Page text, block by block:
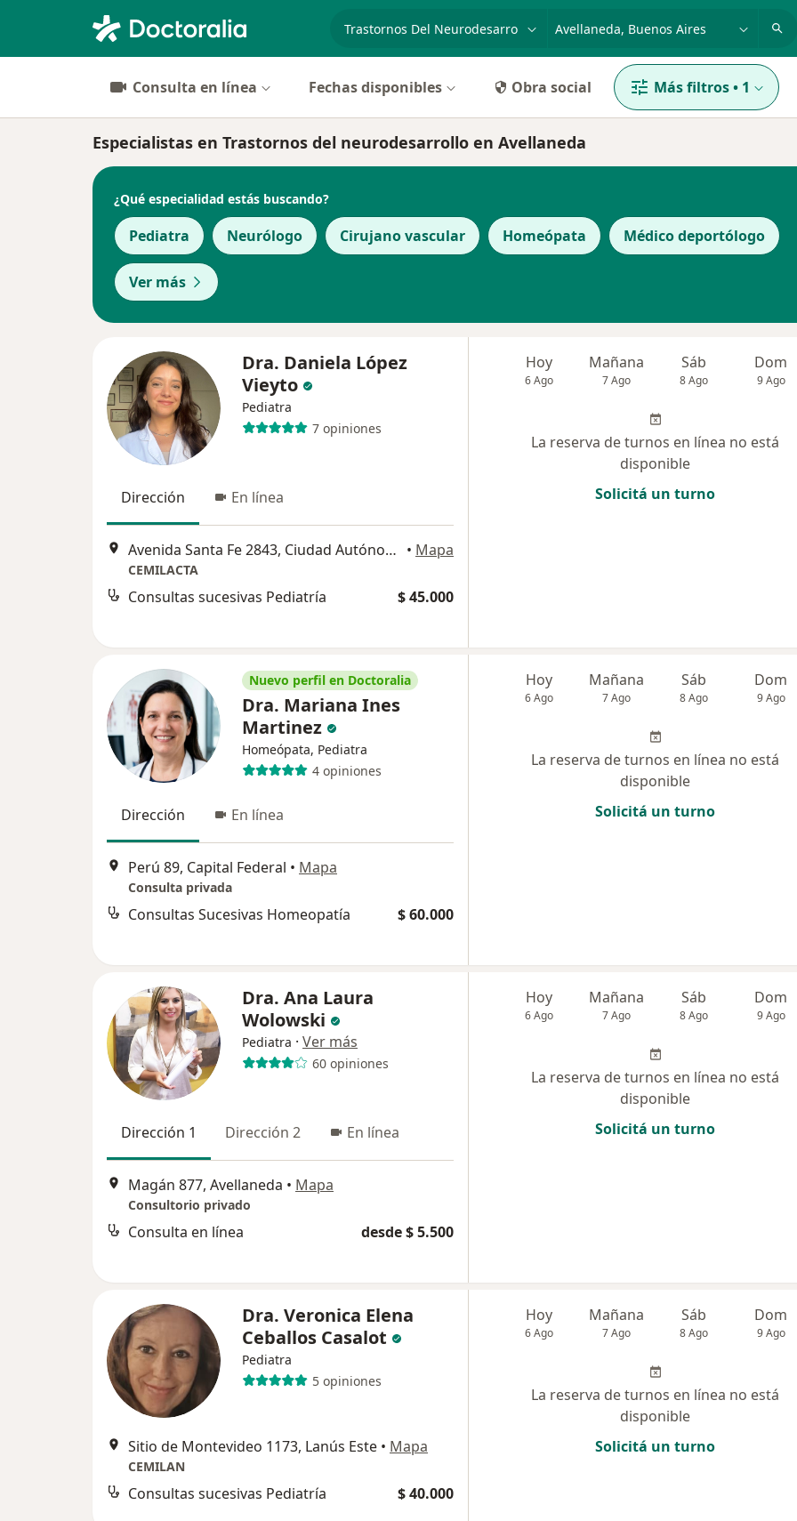
Consulta en línea Fechas disponibles Obra social Más filtros• 1
Especialistas en Trastornos del neurodesarrollo en Avellaneda
¿Qué especialidad estás buscando?
Pediatra Neurólogo Cirujano vascular Homeópata Médico deportólogo
Ver más
Dra. Daniela López
Vieyto
Pediatra
7 opiniones
Dirección En línea
Avenida Santa Fe 2843, Ciudad Autónoma de Buenos Aires • Mapa
CEMILACTA
Consultas sucesivas Pediatría $ 45.000
Hoy
6 Ago
Mañana
7 Ago
Sáb
8 Ago
Dom
9 Ago
La reserva de turnos en línea no está
disponible
Solicitá un turno
Nuevo perfil en Doctoralia
Dra. Mariana Ines
Martinez
Homeópata, Pediatra
4 opiniones
Dirección En línea
Perú 89, Capital Federal • Mapa
Consulta privada
Consultas Sucesivas Homeopatía $ 60.000
Hoy
6 Ago
Mañana
7 Ago
Sáb
8 Ago
Dom
9 Ago
La reserva de turnos en línea no está
disponible
Solicitá un turno
Dra. Ana Laura
Wolowski
Pediatra · Ver más
60 opiniones
Dirección 1 Dirección 2 En línea
Magán 877, Avellaneda • Mapa
Consultorio privado
Consulta en línea desde $ 5.500
Hoy
6 Ago
Mañana
7 Ago
Sáb
8 Ago
Dom
9 Ago
La reserva de turnos en línea no está
disponible
Solicitá un turno
Dra. Veronica Elena
Ceballos Casalot
Pediatra
5 opiniones
Sitio de Montevideo 1173, Lanús Este • Mapa
CEMILAN
Consultas sucesivas Pediatría $ 40.000
Hoy
6 Ago
Mañana
7 Ago
Sáb
8 Ago
Dom
9 Ago
La reserva de turnos en línea no está
disponible
Solicitá un turno